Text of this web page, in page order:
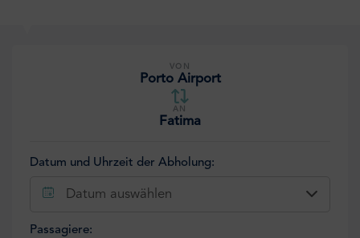
VON
Porto Airport
AN
Fatima
Datum und Uhrzeit der Abholung:
Datum auswählen
Passagiere: